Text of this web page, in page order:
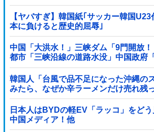
【ヤバすぎ】韓国紙｢サッカー韓国U23
本に負けると歴史的屈辱｣
中国「大洪水！」三峡ダム「9門開放
都市「三峡沿線の道路水没」中国政府
鎖！」中国ダム「緊急放流に合わせて
生」→
韓国人「台風で品不足になった沖縄の
みたら、なぜか辛ラーメンだけ売れ残
す…」
日本人はBYDの軽EV「ラッコ」をど
中国メディア！他